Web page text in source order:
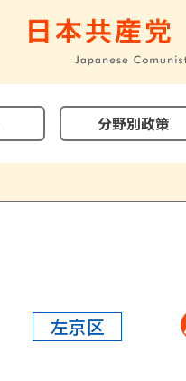
分野別政策
左京区